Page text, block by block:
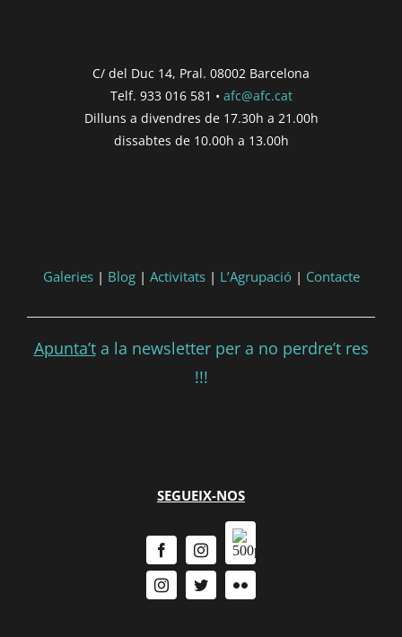
C/ del Duc 14, Pral. 08002 Barcelona
Telf. 933 016 581 • afc@afc.cat
Dilluns a divendres de 17.30h a 21.00h
dissabtes de 10.00h a 13.00h
Galeries| Blog| Activitats| L’Agrupació| Contacte
Apunta’ta la newsletter per a no perdre’t res
!!!
SEGUEIX-NOS